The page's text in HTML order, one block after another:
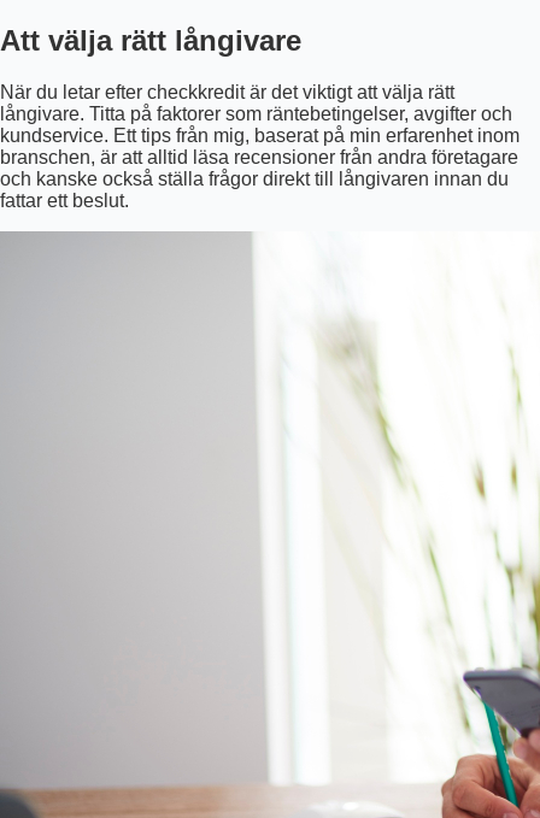
Att välja rätt långivare
När du letar efter checkkredit är det viktigt att välja rätt
långivare. Titta på faktorer som räntebetingelser, avgifter och
kundservice. Ett tips från mig, baserat på min erfarenhet inom
branschen, är att alltid läsa recensioner från andra företagare
och kanske också ställa frågor direkt till långivaren innan du
fattar ett beslut.